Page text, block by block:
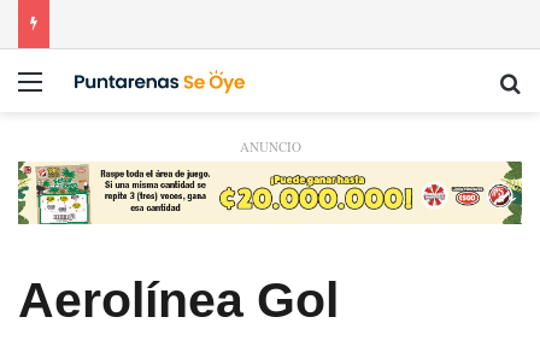
Menú
ANUNCIO
Aerolínea Gol